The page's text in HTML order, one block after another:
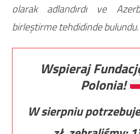
olarak adlandırdı ve
birleştirme tehdidinde bulundu.
Wspieraj
Polonia!
W sierpniu